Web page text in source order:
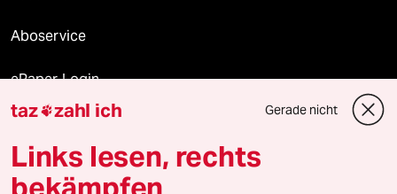
Aboservice
ePaper Login
Downloads für Abonnierende
taz zahl ich Gerade nicht
Links lesen, rechts